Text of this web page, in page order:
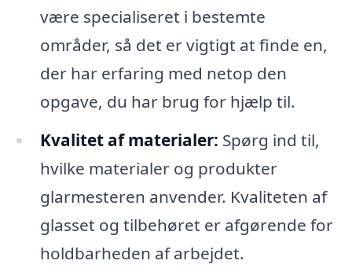
være specialiseret i bestemte
områder, så det er vigtigt at finde en,
der har erfaring med netop den
opgave, du har brug for hjælp til.
Kvalitet af materialer: Spørg ind til,
hvilke materialer og produkter
glarmesteren anvender. Kvaliteten af
glasset og tilbehøret er afgørende for
holdbarheden af arbejdet.